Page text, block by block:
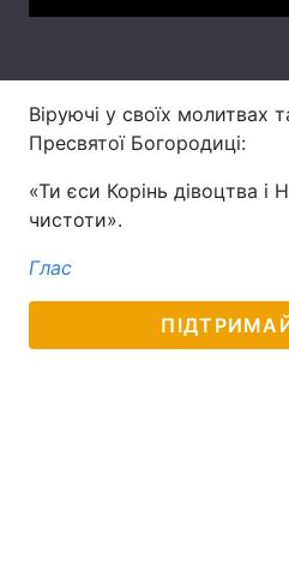
Віруючі у своїх молитвах
Пресвятої Богородиці:
«Ти єси Корінь дівоцтва і
чистоти».
Глас